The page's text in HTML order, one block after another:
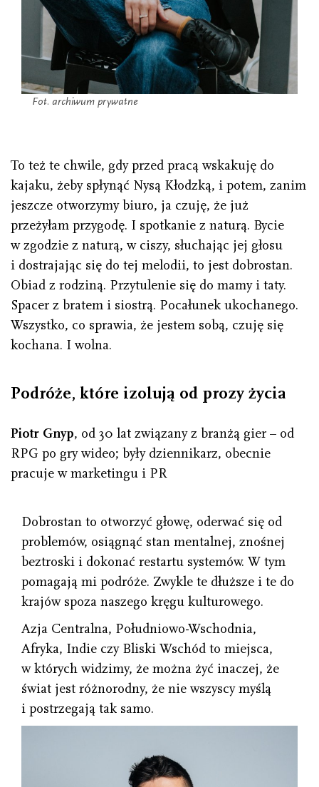
Fot. archiwum prywatne
To też te chwile, gdy przed pracą wskakuję do
kajaku, żeby spłynąć Nysą Kłodzką, i potem, zanim
jeszcze otworzymy biuro, ja czuję, że już
przeżyłam przygodę. I spotkanie z naturą. Bycie
w zgodzie z naturą, w ciszy, słuchając jej głosu
i dostrajając się do tej melodii, to jest dobrostan.
Obiad z rodziną. Przytulenie się do mamy i taty.
Spacer z bratem i siostrą. Pocałunek ukochanego.
Wszystko, co sprawia, że jestem sobą, czuję się
kochana. I wolna.
Podróże, które izolują od prozy życia
Piotr Gnyp, od 30 lat związany z branżą gier – od
RPG po gry wideo; były dziennikarz, obecnie
pracuje w marketingu i PR
Dobrostan to otworzyć głowę, oderwać się od
problemów, osiągnąć stan mentalnej, znośnej
beztroski i dokonać restartu systemów. W tym
pomagają mi podróże. Zwykle te dłuższe i te do
krajów spoza naszego kręgu kulturowego.
Azja Centralna, Południowo-Wschodnia,
Afryka, Indie czy Bliski Wschód to miejsca,
w których widzimy, że można żyć inaczej, że
świat jest różnorodny, że nie wszyscy myślą
i postrzegają tak samo.